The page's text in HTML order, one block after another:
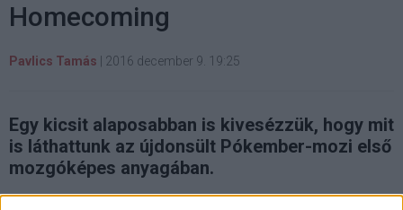
Homecoming
Pavlics Tamás 2016 december 9. 19:25
Egy kicsit alaposabban is kivesézzük, hogy mit
is láthattunk az újdonsült Pókember-mozi első
mozgóképes anyagában.